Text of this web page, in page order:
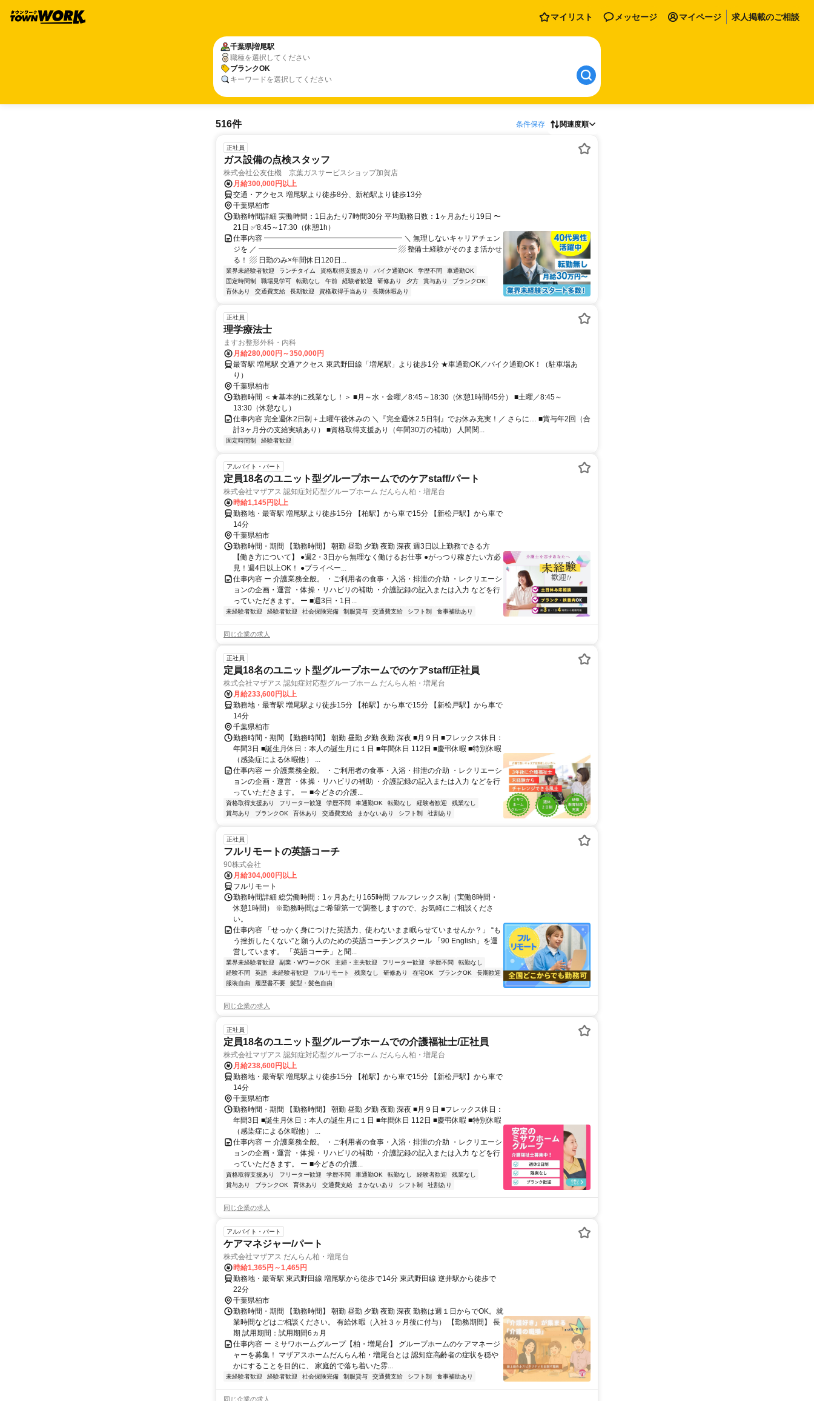
マイリスト メッセージ マイページ 求人掲載のご相談
千葉県増尾駅
職種を選択してください
ブランクOK
キーワードを選択してください
516件 条件保存 関連度順
正社員
ガス設備の点検スタッフ
株式会社公友住機 京葉ガスサービスショップ加賀店
月給300,000円以上
交通・アクセス 増尾駅より徒歩8分、新柏駅より徒歩13分
千葉県柏市
勤務時間詳細 実働時間：1日あたり7時間30分 平均勤務日数：1ヶ月あたり19日 〜
21日 ✅8:45～17:30（休憩1h）
仕事内容 ━━━━━━━━━━━━━━━━━━━ ＼ 無理しないキャリアチェン
ジを ／ ━━━━━━━━━━━━━━━━━━━ ▨ 整備士経験がそのまま活かせ
る！ ▨ 日勤のみ×年間休日120日...
業界未経験者歓迎 ランチタイム 資格取得支援あり バイク通勤OK 学歴不問
車通勤OK
固定時間制
職場見学可 転勤なし 午前 経験者歓迎 研修あり 夕方 賞与あり
ブランクOK
育休あり
交通費支給 長期歓迎 資格取得手当あり 長期休暇あり
正社員
理学療法士
ますお整形外科・内科
月給280,000円～350,000円
最寄駅 増尾駅 交通アクセス 東武野田線「増尾駅」より徒歩1分 ★車通勤OK／バイク通勤OK！（駐車場あ
り）
千葉県柏市
勤務時間 ＜★基本的に残業なし！＞ ■月～水・金曜／8:45～18:30（休憩1時間45分） ■土曜／8:45～
13:30（休憩なし）
仕事内容 完全週休2日制＋土曜午後休みの ＼『完全週休2.5日制』でお休み充実！／ さらに… ■賞与年2回（合
計3ヶ月分の支給実績あり） ■資格取得支援あり（年間30万の補助） 人間関...
固定時間制 経験者歓迎
アルバイト・パート
定員18名のユニット型グループホームでのケアstaff/パート
株式会社マザアス 認知症対応型グループホーム だんらん柏・増尾台
時給1,145円以上
勤務地・最寄駅 増尾駅より徒歩15分 【柏駅】から車で15分 【新松戸駅】から車で
14分
千葉県柏市
勤務時間・期間 【勤務時間】 朝勤 昼勤 夕勤 夜勤 深夜 週3日以上勤務できる方
【働き方について】 ●週2・3日から無理なく働けるお仕事 ●がっつり稼ぎたい方必
見！週4日以上OK！ ●プライベー...
仕事内容 ー 介護業務全般。 ・ご利用者の食事・入浴・排泄の介助 ・レクリエーシ
ョンの企画・運営 ・体操・リハビリの補助 ・介護記録の記入または入力 などを行
っていただきます。 ー ■週3日・1日...
未経験者歓迎 経験者歓迎 社会保険完備 制服貸与 交通費支給 シフト制 食事補助あり
同じ企業の求人
正社員
定員18名のユニット型グループホームでのケアstaff/正社員
株式会社マザアス 認知症対応型グループホーム だんらん柏・増尾台
月給233,600円以上
勤務地・最寄駅 増尾駅より徒歩15分 【柏駅】から車で15分 【新松戸駅】から車で
14分
千葉県柏市
勤務時間・期間 【勤務時間】 朝勤 昼勤 夕勤 夜勤 深夜 ■月９日 ■フレックス休日：
年間3日 ■誕生月休日：本人の誕生月に１日 ■年間休日 112日 ■慶弔休暇 ■特別休暇
（感染症による休暇他） ...
仕事内容 ー 介護業務全般。 ・ご利用者の食事・入浴・排泄の介助 ・レクリエーシ
ョンの企画・運営 ・体操・リハビリの補助 ・介護記録の記入または入力 などを行
っていただきます。 ー ■今どきの介護...
資格取得支援あり フリーター歓迎 学歴不問 車通勤OK 転勤なし 経験者歓迎
残業なし
賞与あり
ブランクOK 育休あり 交通費支給 まかないあり シフト制 社割あり
正社員
フルリモートの英語コーチ
90株式会社
月給304,000円以上
フルリモート
勤務時間詳細 総労働時間：1ヶ月あたり165時間 フルフレックス制（実働8時間・
休憩1時間） ※勤務時間はご希望第一で調整しますので、お気軽にご相談くださ
い。
仕事内容 「せっかく身につけた英語力、使わないまま眠らせていませんか？」 “も
う挫折したくない”と願う人のための英語コーチングスクール 「90 English」を運
営しています。 「英語コーチ」と聞...
業界未経験者歓迎 副業・WワークOK 主婦・主夫歓迎 フリーター歓迎 学歴不問
転勤なし
経験不問
英語 未経験者歓迎 フルリモート 残業なし 研修あり 在宅OK ブランクOK
長期歓迎
服装自由
履歴書不要 髪型・髪色自由
同じ企業の求人
正社員
定員18名のユニット型グループホームでの介護福祉士/正社員
株式会社マザアス 認知症対応型グループホーム だんらん柏・増尾台
月給238,600円以上
勤務地・最寄駅 増尾駅より徒歩15分 【柏駅】から車で15分 【新松戸駅】から車で
14分
千葉県柏市
勤務時間・期間 【勤務時間】 朝勤 昼勤 夕勤 夜勤 深夜 ■月９日 ■フレックス休日：
年間3日 ■誕生月休日：本人の誕生月に１日 ■年間休日 112日 ■慶弔休暇 ■特別休暇
（感染症による休暇他） ...
仕事内容 ー 介護業務全般。 ・ご利用者の食事・入浴・排泄の介助 ・レクリエーシ
ョンの企画・運営 ・体操・リハビリの補助 ・介護記録の記入または入力 などを行
っていただきます。 ー ■今どきの介護...
資格取得支援あり フリーター歓迎 学歴不問 車通勤OK 転勤なし 経験者歓迎
残業なし
賞与あり
ブランクOK 育休あり 交通費支給 まかないあり シフト制 社割あり
同じ企業の求人
アルバイト・パート
ケアマネジャー/パート
株式会社マザアス だんらん柏・増尾台
時給1,365円～1,465円
勤務地・最寄駅 東武野田線 増尾駅から徒歩で14分 東武野田線 逆井駅から徒歩で
22分
千葉県柏市
勤務時間・期間 【勤務時間】 朝勤 昼勤 夕勤 夜勤 深夜 勤務は週１日からでOK。就
業時間などはご相談ください。 有給休暇（入社３ヶ月後に付与） 【勤務期間】 長
期 試用期間：試用期間6ヵ月
仕事内容 ー ミサワホームグループ【柏・増尾台】 グループホームのケアマネージ
ャーを募集！ マザアスホームだんらん柏・増尾台とは 認知症高齢者の症状を穏や
かにすることを目的に、 家庭的で落ち着いた雰...
未経験者歓迎 経験者歓迎 社会保険完備 制服貸与 交通費支給 シフト制 食事補助あり
同じ企業の求人